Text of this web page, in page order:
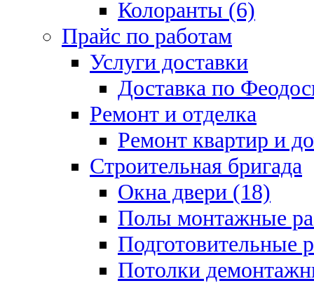
Колоранты (6)
Прайс по работам
Услуги доставки
Доставка по
Ремонт и отделка
Ремонт квартир и
Строительная бригада
Окна двери (18)
Полы монтажные
Подготовительные
Потолки